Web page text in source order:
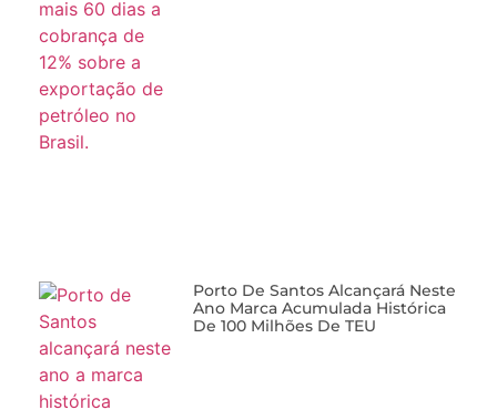
Porto De Santos Alcançará Neste
Ano Marca Acumulada Histórica
De 100 Milhões De TEU